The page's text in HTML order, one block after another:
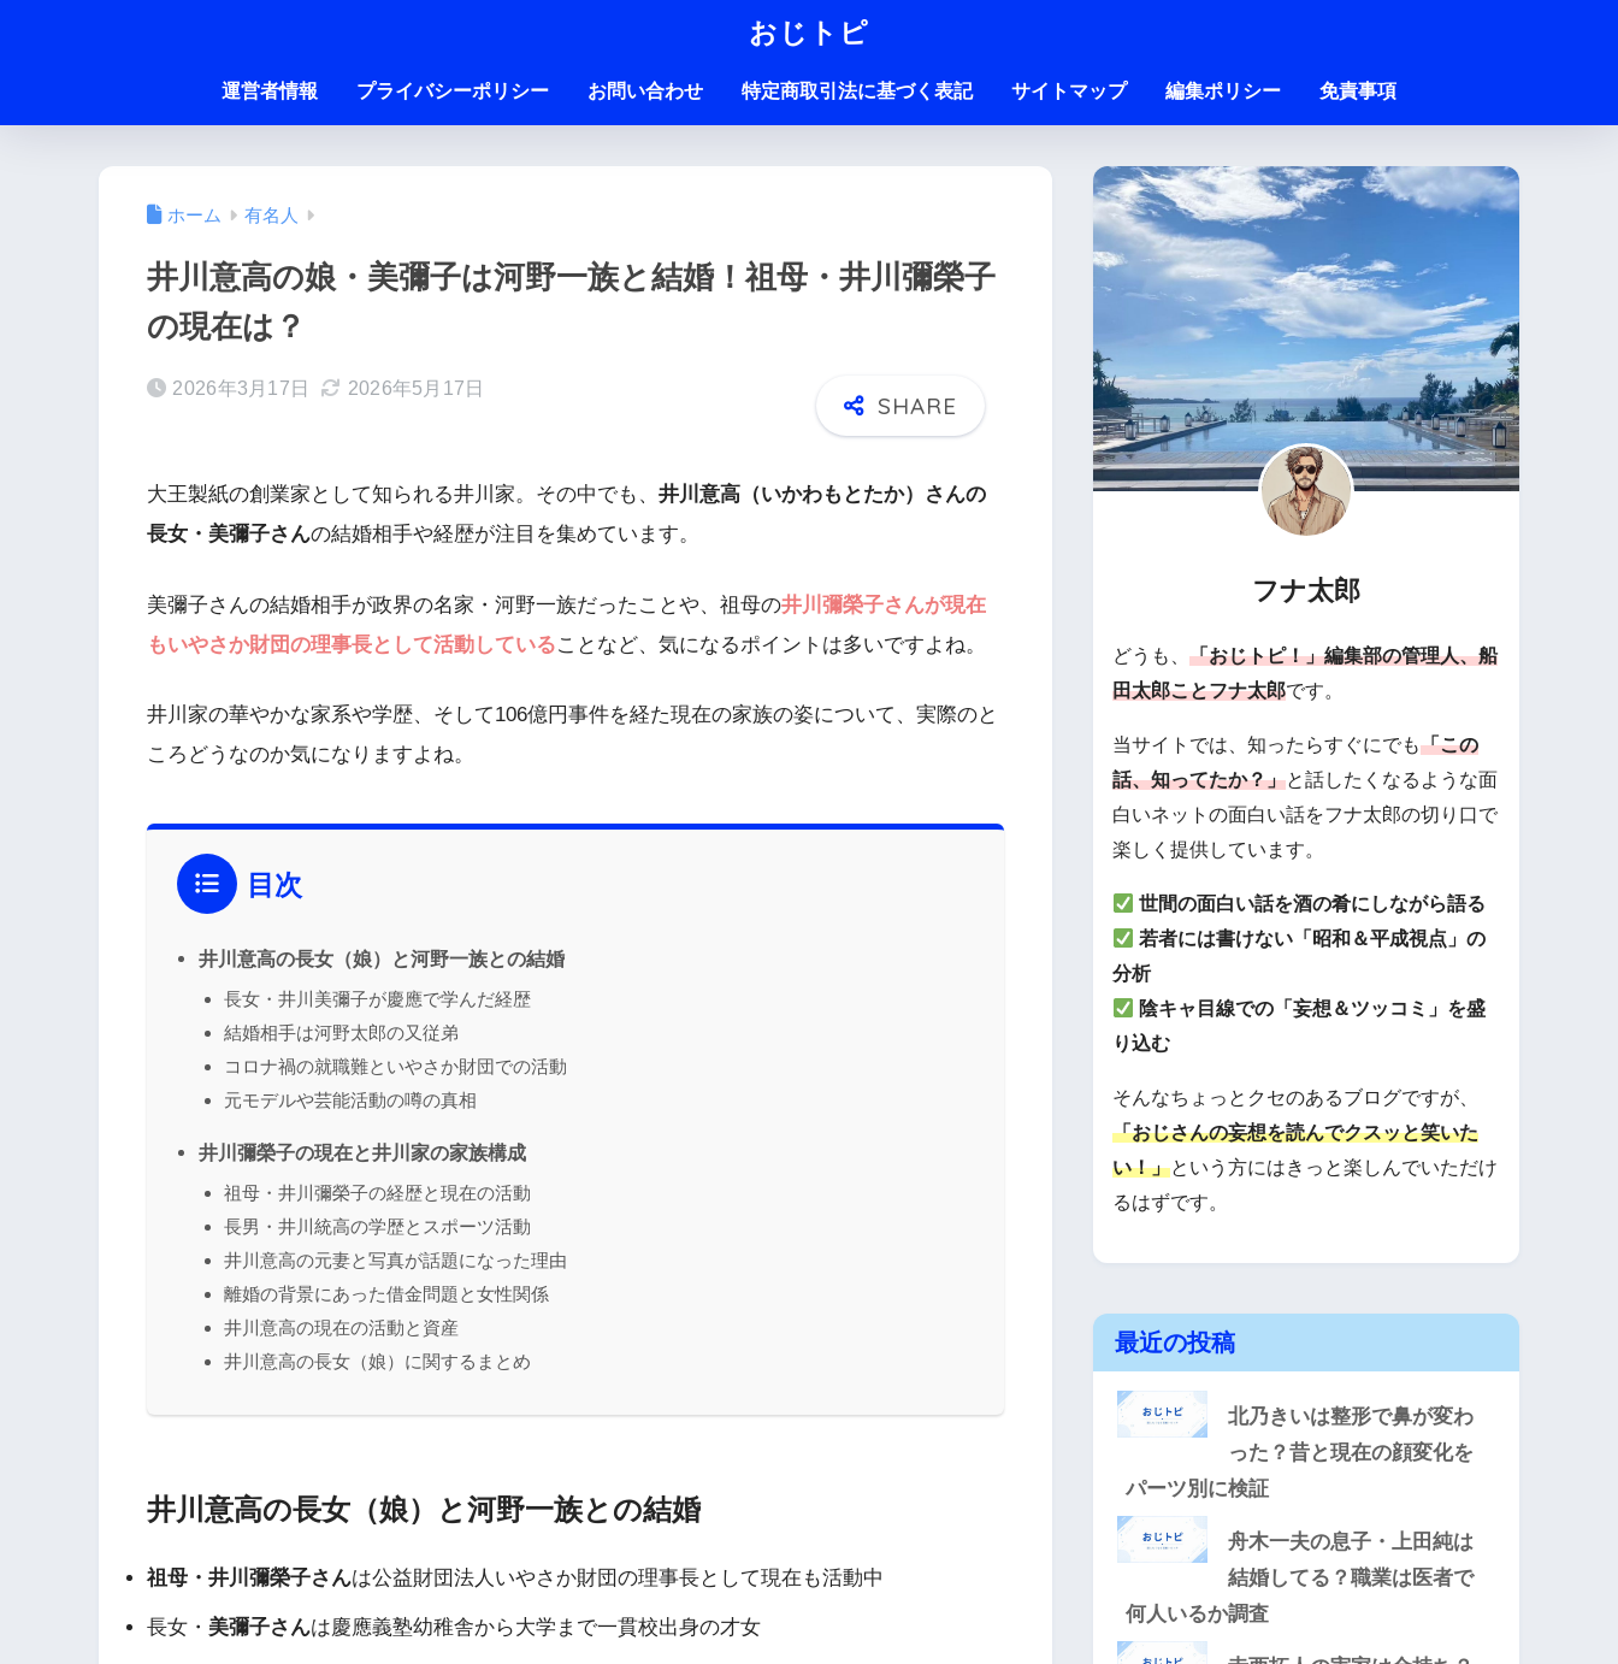
おじトピ
運営者情報 プライバシーポリシー お問い合わせ 特定商取引法に基づく表記 サイトマップ 編集ポリシー 免責事項
ホーム 有名人
井川意高の娘・美彌子は河野一族と結婚！祖母・井川彌榮子
の現在は？
2026年3月17日 2026年5月17日
大王製紙の創業家として知られる井川家。その中でも、 井川意高（いかわもとたか）さんの
長女・美彌子さんの結婚相手や経歴が注目を集めています。
美彌子さんの結婚相手が政界の名家・河野一族だったことや、祖母の井川彌榮子さんが現在
もいやさか財団の理事長として活動していることなど、気になるポイントは多いですよね。
井川家の華やかな家系や学歴、そして106億円事件を経た現在の家族の姿について、実際のと
ころどうなのか気になりますよね。
目次
井川意高の長女（娘）と河野一族との結婚
長女・井川美彌子が慶應で学んだ経歴
結婚相手は河野太郎の又従弟
コロナ禍の就職難といやさか財団での活動
元モデルや芸能活動の噂の真相
井川彌榮子の現在と井川家の家族構成
祖母・井川彌榮子の経歴と現在の活動
長男・井川統高の学歴とスポーツ活動
井川意高の元妻と写真が話題になった理由
離婚の背景にあった借金問題と女性関係
井川意高の現在の活動と資産
井川意高の長女（娘）に関するまとめ
井川意高の長女（娘）と河野一族との結婚
祖母・井川彌榮子さんは公益財団法人いやさか財団の理事長として現在も活動中
長女・ 美彌子さんは慶應義塾幼稚舎から大学まで一貫校出身の才女
フナ太郎
どうも、 「おじトピ！」編集部の管理人、船
田太郎ことフナ太郎です。
当サイトでは、知ったらすぐにでも「この
話、知ってたか？」と話したくなるような面
白いネットの面白い話をフナ太郎の切り口で
楽しく提供しています。
世間の面白い話を酒の肴にしながら語る
若者には書けない「昭和＆平成視点」の
分析
陰キャ目線での「妄想＆ツッコミ」を盛
り込む
そんなちょっとクセのあるブログですが、
「おじさんの妄想を読んでクスッと笑いた
い！」という方にはきっと楽しんでいただけ
るはずです。
最近の投稿
北乃きいは整形で鼻が変わ
った？昔と現在の顔変化を
パーツ別に検証
舟木一夫の息子・上田純は
結婚してる？職業は医者で
何人いるか調査